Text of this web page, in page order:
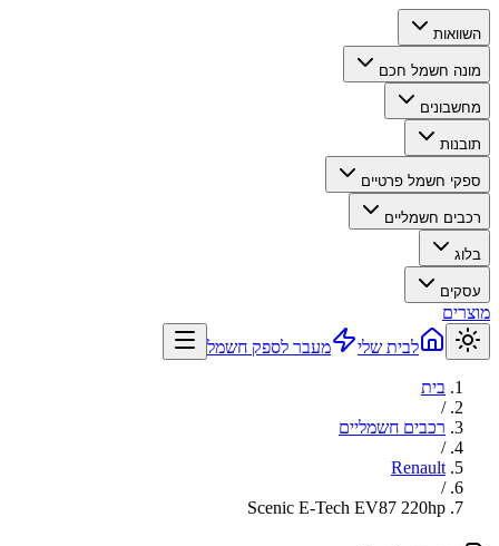
השוואות
מונה חשמל חכם
מחשבונים
תובנות
ספקי חשמל פרטיים
רכבים חשמליים
בלוג
עסקים
מוצרים
לבית שלי
מעבר לספק חשמל
בית
/
רכבים חשמליים
/
Renault
/
Scenic E-Tech EV87 220hp